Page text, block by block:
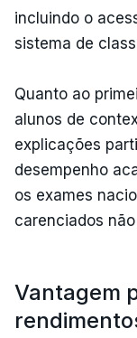
incluindo o
sistema de
Quanto ao
alunos de
explicações
desempenho
os exames
carenciados
Vantagem